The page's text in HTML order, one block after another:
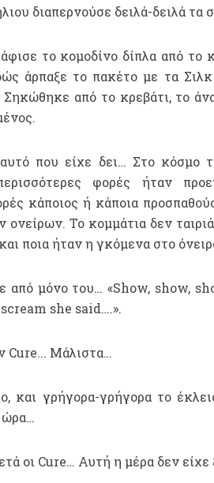
διαπερνούσε δειλά-δειλά τα
το κομοδίνο δίπλα από το
άρπαξε το πακέτο με τα
από το κρεβάτι, το
που είχε δει… Στο κόσμο
φορές ήταν
κάποιος ή κάποια
Το κομμάτια δεν
ποια ήταν η γκόμενα στο
από μόνο του… «Show, show,
she said….».
Μάλιστα…
και γρήγορα-γρήγορα το
ώρα…
οι Cure… Αυτή η μέρα δεν είχε